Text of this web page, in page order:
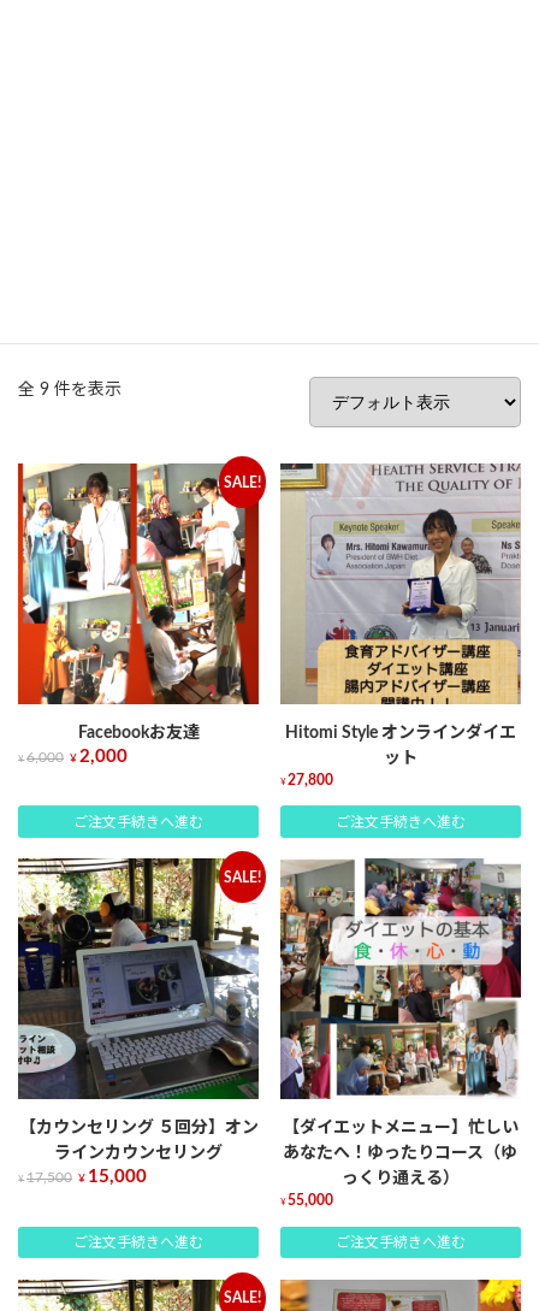
全 9 件を表示
SALE!
Facebookお友達
¥6,000 ¥ 2,000
ご注文手続きへ進む
Hitomi Style オンラインダイエ
ット
¥27,800
ご注文手続きへ進む
SALE!
【カウンセリング ５回分】オン
ラインカウンセリング
¥17,500 ¥ 15,000
ご注文手続きへ進む
【ダイエットメニュー】忙しい
あなたへ！ゆったりコース（ゆ
っくり通える）
¥55,000
ご注文手続きへ進む
SALE!